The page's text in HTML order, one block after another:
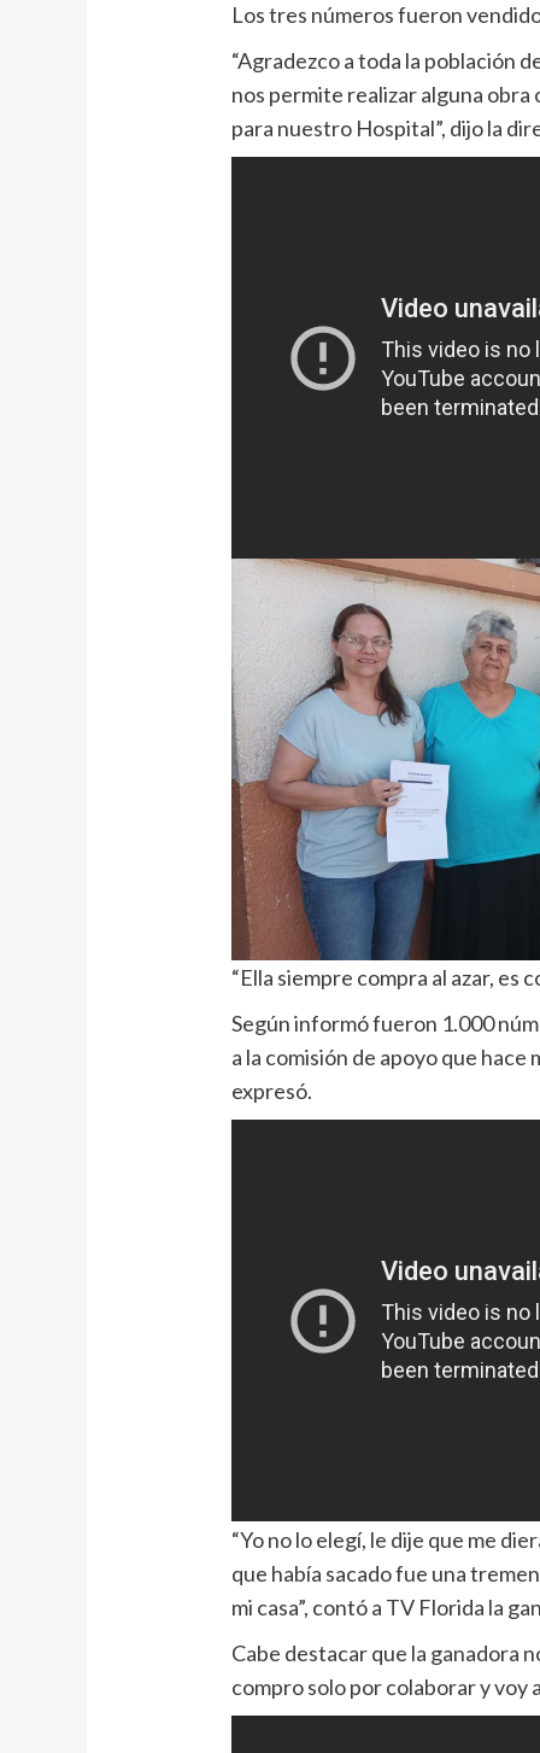
Los tres números fueron
“Agradezco a toda la población
nos permite realizar alguna obra
para nuestro Hospital”, dijo la
“Ella siempre compra al azar, es
Según informó fueron 1.000
a la comisión de apoyo que hace
expresó.
“Yo no lo elegí, le dije que me
que había sacado fue una
mi casa”, contó a TV Florida la
Cabe destacar que la ganadora
compro solo por colaborar y voy